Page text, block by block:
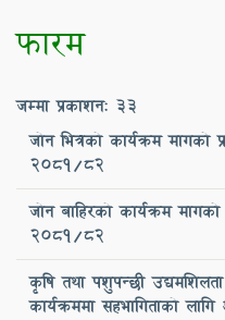
फारम
जम्मा प्रकाशन: 33
जोन भित्रको कार्यक्रम मागको
2081/82
जोन बाहिरको कार्यक्रम मागको
2081/82
कृषि तथा पशुपन्छी
कार्यक्रममा सहभागिताको